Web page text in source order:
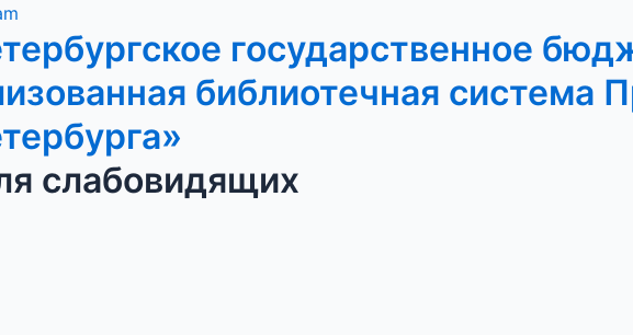
государственное
библиотечная система
слабовидящих